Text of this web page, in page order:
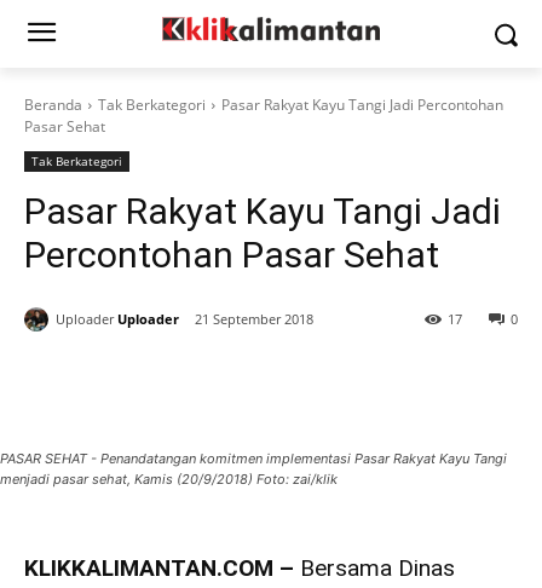
Beranda Tak Berkategori
Pasar Rakyat Kayu Tangi Jadi Percontohan
Pasar Sehat
Tak Berkategori
Pasar Rakyat Kayu Tangi Jadi
Percontohan Pasar Sehat
Uploader Uploader 21 September 2018 0
17
PASAR SEHAT - Penandatangan komitmen implementasi Pasar Rakyat Kayu Tangi
menjadi pasar sehat, Kamis (20/9/2018) Foto: zai/klik
KLIKKALIMANTAN.COM – Bersama Dinas